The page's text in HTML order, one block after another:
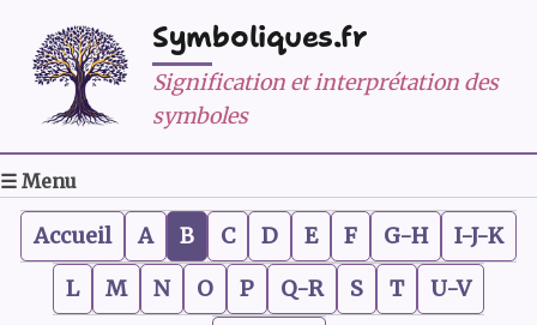
Symboliques.fr
Signification et interprétation des
symboles
☰ Menu
Accueil A B C D E F G-H
I-J-K
L
M N O P Q-R S T
U-V